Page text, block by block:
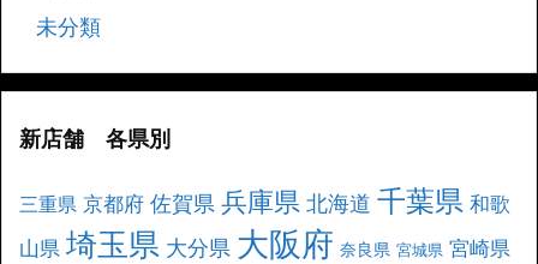
未分類
新店舗 各県別
三重県 京都府 佐賀県 兵庫県 北海道 千葉県 和歌
山県 埼玉県 大分県 大阪府 奈良県 宮城県 宮崎県